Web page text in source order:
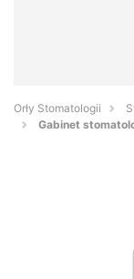
Orły Stomatologii
Gabinet